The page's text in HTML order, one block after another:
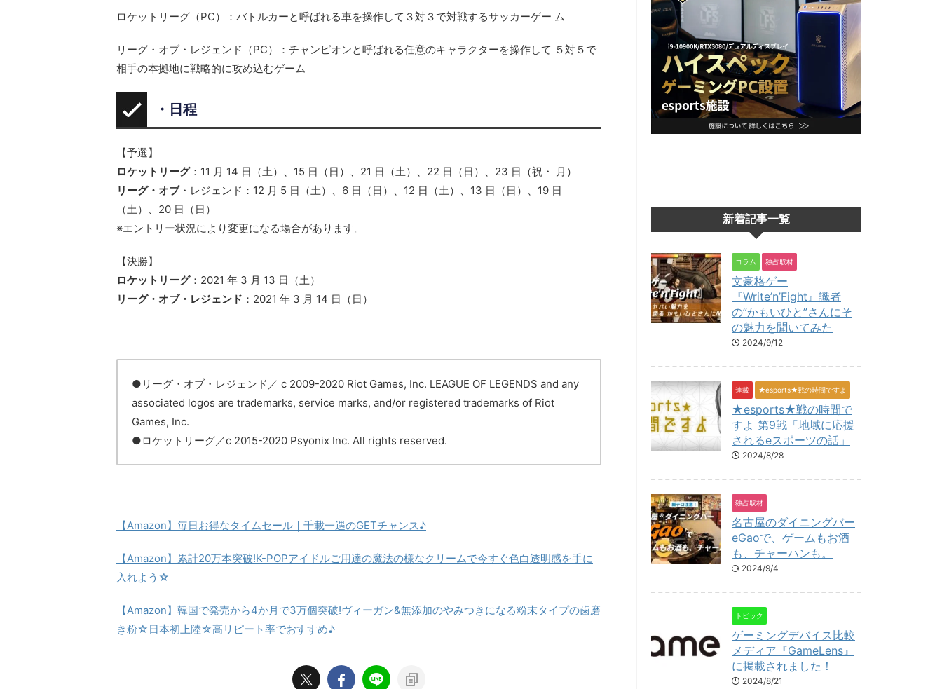
ロケットリーグ（PC）：バトルカーと呼ばれる車を操作して３対３で対戦するサッカーゲー ム
リーグ・オブ・レジェンド（PC）：チャンピオンと呼ばれる任意のキャラクターを操作して ５対５で
相手の本拠地に戦略的に攻め込むゲーム
・日程
【予選】
ロケットリーグ：11 月 14 日（土）、15 日（日）、21 日（土）、22 日（日）、23 日（祝・ 月）
リーグ・オブ・レジェンド：12 月 5 日（土）、6 日（日）、12 日（土）、13 日（日）、19 日
（土）、20 日（日）
※エントリー状況により変更になる場合があります。
【決勝】
ロケットリーグ：2021 年 3 月 13 日（土）
リーグ・オブ・レジェンド ：2021 年 3 月 14 日（日）
●リーグ・オブ・レジェンド／ c 2009-2020 Riot Games, Inc. LEAGUE OF LEGENDS and any
associated logos are trademarks, service marks, and/or registered trademarks of Riot
Games, Inc.
●ロケットリーグ／c 2015-2020 Psyonix Inc. All rights reserved.
【Amazon】毎日お得なタイムセール｜千載一遇のGETチャンス♪
【Amazon】累計20万本突破!K-POPアイドルご用達の魔法の様なクリームで今すぐ色白透明感を手に
入れよう☆
【Amazon】韓国で発売から4か月で3万個突破!ヴィーガン&無添加のやみつきになる粉末タイプの歯磨
き粉☆日本初上陸☆高リピート率でおすすめ♪
新着記事一覧
コラム 独占取材
文豪格ゲー
『Write’n’Fight』識者
の”かもいひと”さんにそ
の魅力を聞いてみた
2024/9/12
連載 ★esports★戦の時間ですよ
★esports★戦の時間で
すよ 第9戦「地域に応援
されるeスポーツの話」
2024/8/28
独占取材
名古屋のダイニングバー
eGaoで、ゲームもお酒
も、チャーハンも。
2024/9/4
トピック
ゲーミングデバイス比較
メディア『GameLens』
に掲載されました！
2024/8/21